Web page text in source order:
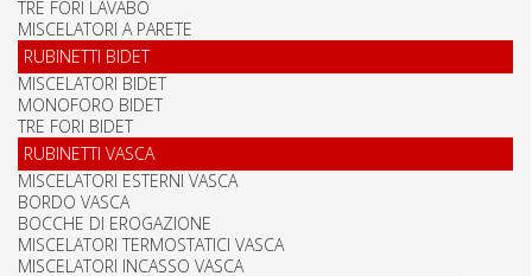
TRE FORI LAVABO
MISCELATORI A PARETE
RUBINETTI BIDET
MISCELATORI BIDET
MONOFORO BIDET
TRE FORI BIDET
RUBINETTI VASCA
MISCELATORI ESTERNI VASCA
BORDO VASCA
BOCCHE DI EROGAZIONE
MISCELATORI TERMOSTATICI VASCA
MISCELATORI INCASSO VASCA